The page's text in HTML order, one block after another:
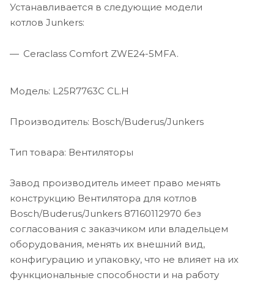
Устанавливается в следующие модели
котлов Junkers:
Ceraclass Comfort ZWE24-5MFA.
Модель: L25R7763C CL.H
Производитель: Bosch/Buderus/Junkers
Тип товара: Вентиляторы
Завод производитель имеет право менять
конструкцию Вентилятора для котлов
Bosch/Buderus/Junkers 87160112970 без
согласования с заказчиком или владельцем
оборудования, менять их внешний вид,
конфигурацию и упаковку, что не влияет на их
функциональные способности и на работу